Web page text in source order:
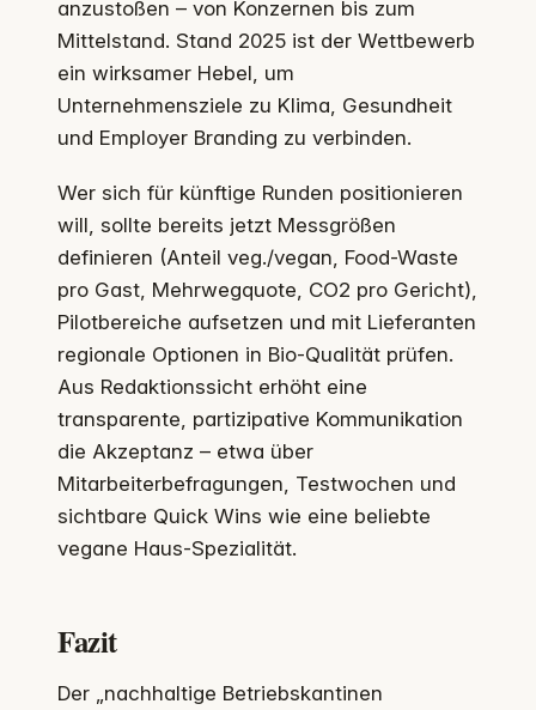
anzustoßen – von Konzernen bis zum
Mittelstand. Stand 2025 ist der Wettbewerb
ein wirksamer Hebel, um
Unternehmensziele zu Klima, Gesundheit
und Employer Branding zu verbinden.
Wer sich für künftige Runden positionieren
will, sollte bereits jetzt Messgrößen
definieren (Anteil veg./vegan, Food-Waste
pro Gast, Mehrwegquote, CO2 pro Gericht),
Pilotbereiche aufsetzen und mit Lieferanten
regionale Optionen in Bio-Qualität prüfen.
Aus Redaktionssicht erhöht eine
transparente, partizipative Kommunikation
die Akzeptanz – etwa über
Mitarbeiterbefragungen, Testwochen und
sichtbare Quick Wins wie eine beliebte
vegane Haus-Spezialität.
Fazit
Der „nachhaltige Betriebskantinen